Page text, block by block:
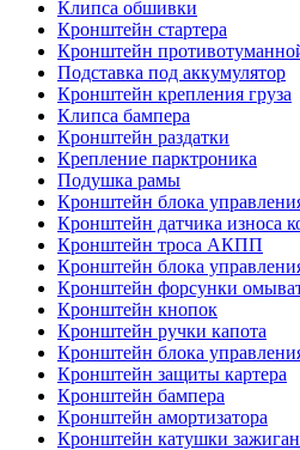
Клипса обшивки
Кронштейн стартера
Кронштейн
Подставка под аккумулятор
Кронштейн крепления груза
Клипса бампера
Кронштейн раздатки
Крепление парктроника
Подушка рамы
Кронштейн блока
Кронштейн датчика износа
Кронштейн троса АКПП
Кронштейн блока
Кронштейн форсунки
Кронштейн кнопок
Кронштейн ручки капота
Кронштейн блока
Кронштейн защиты картера
Кронштейн бампера
Кронштейн амортизатора
Кронштейн катушки